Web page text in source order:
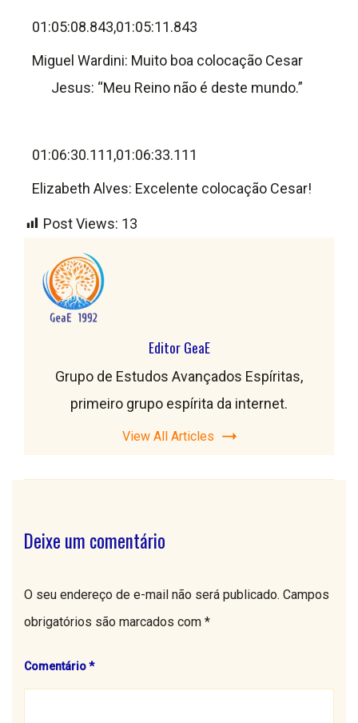
01:05:08.843,01:05:11.843
Miguel Wardini: Muito boa colocação Cesar
Jesus: “Meu Reino não é deste mundo.”
01:06:30.111,01:06:33.111
Elizabeth Alves: Excelente colocação Cesar!
Post Views: 13
Editor GeaE
Grupo de Estudos Avançados Espíritas,
primeiro grupo espírita da internet.
View All Articles
Deixe um comentário
O seu endereço de e-mail não será publicado. Campos
obrigatórios são marcados com *
Comentário*